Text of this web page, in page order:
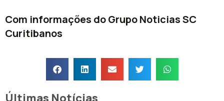
Com informações do Grupo Noticias SC
Curitibanos
Últimas Notícias